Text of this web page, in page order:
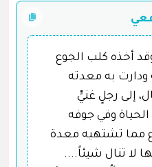
أخذه كلب الجوع
به معدته
إلى رجلٍ غنيٍّ
وفي جوفه
مما تشتهيه معدة
لا تنال شيئاً....